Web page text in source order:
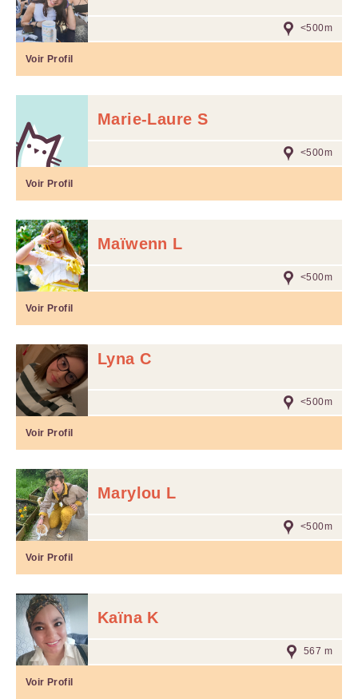
<500m
Voir Profil
Marie-Laure S
<500m
Voir Profil
Maïwenn L
<500m
Voir Profil
Lyna C
<500m
Voir Profil
Marylou L
<500m
Voir Profil
Kaïna K
567 m
Voir Profil